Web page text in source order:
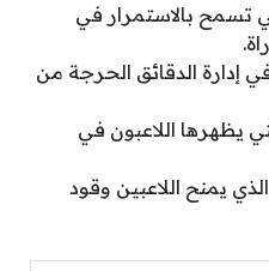
تسمح بالاستمرار في
إدارة الدقائق الحرجة من
يظهرها اللاعبون في
يمنح اللاعبين وقود